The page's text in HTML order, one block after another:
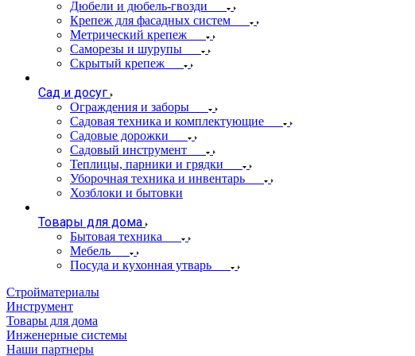
Дюбели и дюбель-гвозди
Крепеж для фасадных систем
Метрический крепеж
Саморезы и шурупы
Скрытый крепеж
Сад и досуг
Ограждения и заборы
Садовая техника и комплектующие
Садовые дорожки
Садовый инструмент
Теплицы, парники и грядки
Уборочная техника и инвентарь
Хозблоки и бытовки
Товары для дома
Бытовая техника
Мебель
Посуда и кухонная утварь
Стройматериалы
Инструмент
Товары для дома
Инженерные системы
Наши партнеры